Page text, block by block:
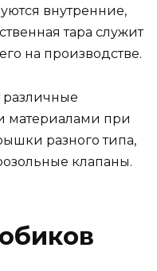
внутренние,
тара служит
на производстве.
материалами при
разного типа,
клапаны.